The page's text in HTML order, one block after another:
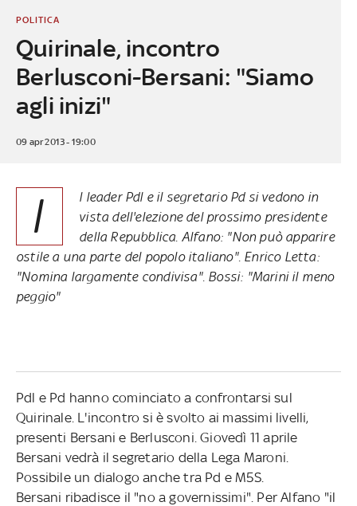
Quirinale, incontro
Berlusconi-Bersani: "Siamo
agli inizi"
POLITICA
09 apr 2013 - 19:00
I
l leader Pdl e il segretario Pd si vedono in
vista dell'elezione del prossimo presidente
della Repubblica. Alfano: "Non può apparire
ostile a una parte del popolo italiano". Enrico Letta:
"Nomina largamente condivisa". Bossi: "Marini il meno
peggio"
Pdl e Pd hanno cominciato a confrontarsi sul
Quirinale. L'incontro si è svolto ai massimi livelli,
presenti Bersani e Berlusconi. Giovedì 11 aprile
Bersani vedrà il segretario della Lega Maroni.
Possibile un dialogo anche tra Pd e M5S.
Bersani ribadisce il "no a governissimi". Per Alfano "il